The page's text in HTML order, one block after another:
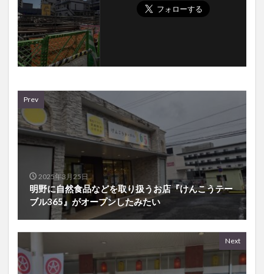
Prev
2025年3月25日
明野に自然食品などを取り扱うお店『けんこうテー
ブル365』がオープンしたみたい
Next